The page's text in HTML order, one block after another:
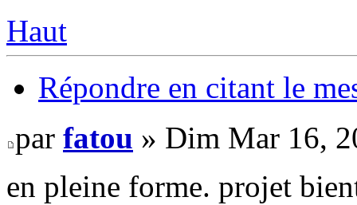
Haut
Répondre en citant le
par fatou » Dim Mar 16,
en pleine forme. projet